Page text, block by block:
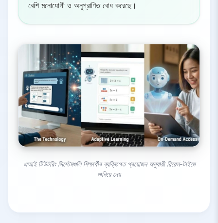
বেশি মনোযোগী ও অনুপ্রাণিত বোধ করেছে।
এআই টিউটরিং সিস্টেমগুলি শিক্ষার্থীর ব্যক্তিগত প্রয়োজন অনুযায়ী রিয়েল-টাইমে
মানিয়ে নেয়